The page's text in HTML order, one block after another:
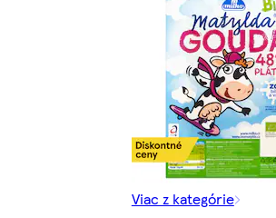
Viac z kategórie